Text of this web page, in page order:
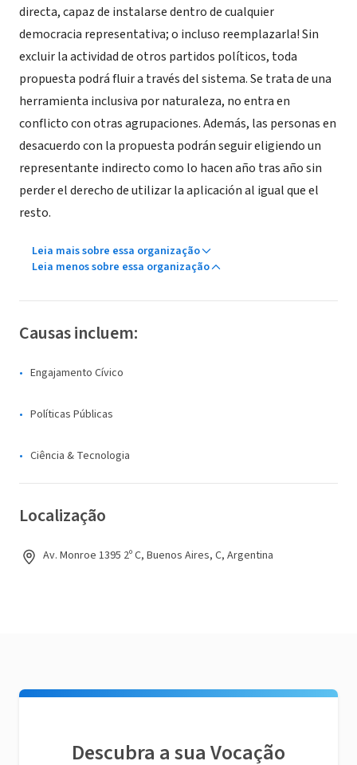
directa, capaz de instalarse dentro de cualquier
democracia representativa; o incluso reemplazarla! Sin
excluir la actividad de otros partidos políticos, toda
propuesta podrá fluir a través del sistema. Se trata de una
herramienta inclusiva por naturaleza, no entra en
conflicto con otras agrupaciones. Además, las personas en
desacuerdo con la propuesta podrán seguir eligiendo un
representante indirecto como lo hacen año tras año sin
perder el derecho de utilizar la aplicación al igual que el
resto.
Leia mais sobre essa organização
Leia menos sobre essa organização
Causas incluem:
Engajamento Cívico
Políticas Públicas
Ciência & Tecnologia
Localização
Av. Monroe 1395 2º C, Buenos Aires, C, Argentina
Descubra a sua Vocação